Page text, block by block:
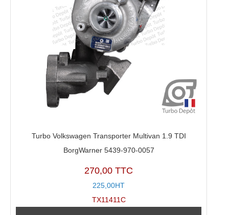
Turbo Volkswagen Transporter Multivan 1.9 TDI
BorgWarner 5439-970-0057
270,00 TTC
225,00HT
TX11411C